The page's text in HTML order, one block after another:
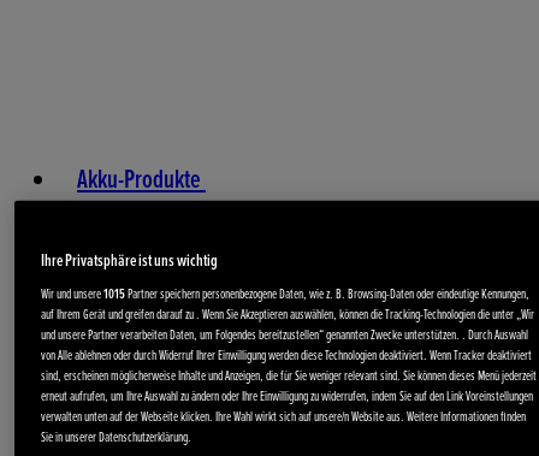
Akku-Produkte
Ihre Privatsphäre ist uns wichtig
Wir und unsere1015Partner speichern personenbezogene Daten, wie z. B. Browsing-Daten oder eindeutige Kennungen,
auf Ihrem Gerät und greifen darauf zu . Wenn Sie Akzeptieren auswählen, können die Tracking-Technologien die unter „Wir
und unsere Partner verarbeiten Daten, um Folgendes bereitzustellen“ genannten Zwecke unterstützen. . Durch Auswahl
von Alle ablehnen oder durch Widerruf Ihrer Einwilligung werden diese Technologien deaktiviert. Wenn Tracker deaktiviert
sind, erscheinen möglicherweise Inhalte und Anzeigen, die für Sie weniger relevant sind. Sie können dieses Menü jederzeit
erneut aufrufen, um Ihre Auswahl zu ändern oder Ihre Einwilligung zu widerrufen, indem Sie auf den Link Voreinstellungen
verwalten unten auf der Webseite klicken. Ihre Wahl wirkt sich auf unsere/n Website aus. Weitere Informationen finden
Sie in unserer Datenschutzerklärung.